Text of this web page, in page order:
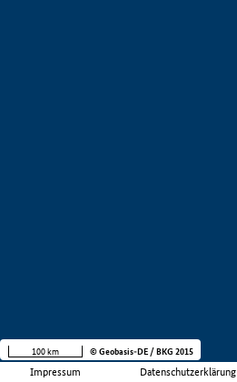
Impressum Datenschutzerklärung
100 km © Geobasis-DE / BKG 2015